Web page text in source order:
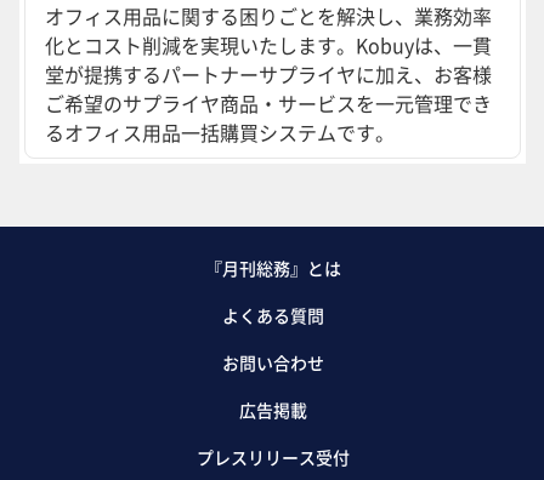
オフィス用品に関する困りごとを解決し、業務効率
化とコスト削減を実現いたします。Kobuyは、一貫
堂が提携するパートナーサプライヤに加え、お客様
ご希望のサプライヤ商品・サービスを一元管理でき
るオフィス用品一括購買システムです。
『月刊総務』とは
よくある質問
お問い合わせ
広告掲載
プレスリリース受付